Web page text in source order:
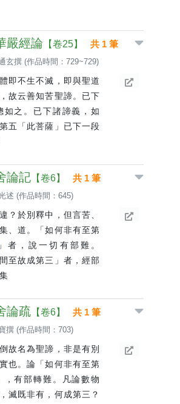
嚴經論 【卷25】 共 1 筆
玄撰 (作品時間：729~729)
即不生不滅，即與聖道
故云善知苦聖諦。已下
如之。已下諸諦義，如
五「此菩薩」已下一段
論記 【卷6】 共 1 筆
述 (作品時間：645)
？於別釋中，但言苦、
、道。「如何非有至第
」者，說一切有部難。
間至故成第三」者，經部
論疏 【卷6】 共 1 筆
撰 (作品時間：703)
故名為聖諦，非是有別
也。論「如何非有至第
，有部轉難。凡論數物
滅既非有，何成第三？